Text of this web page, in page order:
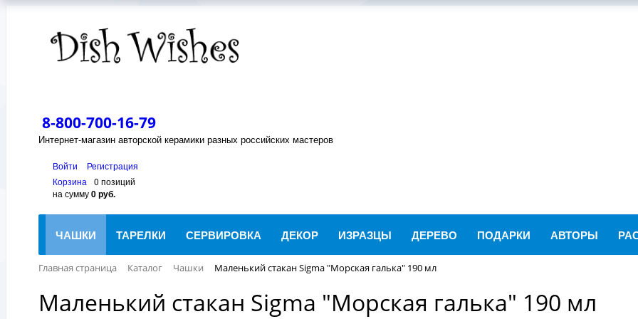
8-800-700-16-79
Интернет-магазин авторской керамики разных российских мастеров
Войти
Регистрация
Корзина
0 позиций
на сумму0 руб.
ЧАШКИ ТАРЕЛКИ СЕРВИРОВКА ДЕКОР ИЗРАЗЦЫ ДЕРЕВО ПОДАРКИ АВТОРЫ
Главная страница Каталог Чашки Маленький стакан Sigma "Морская галька" 190 мл
Маленький стакан Sigma "Морская галька" 190 мл